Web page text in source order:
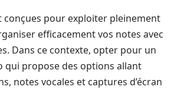
conçues pour exploiter pleinement
efficacement vos notes avec
Dans ce contexte, opter pour un
qui propose des options allant
notes vocales et captures d’écran